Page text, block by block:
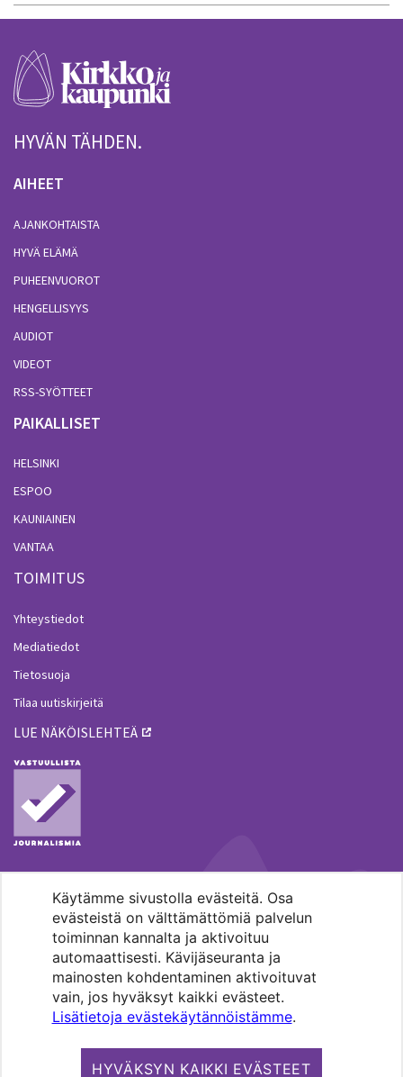
Käytämme sivustolla evästeitä. Osa
evästeistä on välttämättömiä palvelun
toiminnan kannalta ja aktivoituu
automaattisesti. Kävijäseuranta ja
mainosten kohdentaminen aktivoituvat
vain, jos hyväksyt kaikki evästeet.
Lisätietoja evästekäytännöistämme.
HYVÄKSYN KAIKKI EVÄSTEET
HYVÄN TÄHDEN.
AIHEET
AJANKOHTAISTA
HYVÄ ELÄMÄ
PUHEENVUOROT
HENGELLISYYS
AUDIOT
VIDEOT
RSS-SYÖTTEET
PAIKALLISET
HELSINKI
ESPOO
KAUNIAINEN
VANTAA
TOIMITUS
Yhteystiedot
Mediatiedot
Tietosuoja
Tilaa uutiskirjeitä
LUE NÄKÖISLEHTEÄ
MENOHAKU
Pääkaupunkiseudun evankelis-
luterilaisten seurakuntien media.